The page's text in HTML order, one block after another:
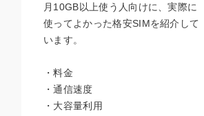
月10GB以上使う人向けに、実際に
使ってよかった格安SIMを紹介して
います。
・料金
・通信速度
・大容量利用